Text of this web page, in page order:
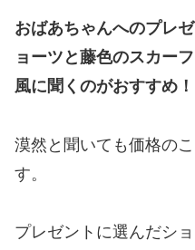
おばあちゃんへのプレ
ョーツと藤色のスカー
風に聞くのがおすすめ！
漠然と聞いても価格の
す。
プレゼントに選んだシ